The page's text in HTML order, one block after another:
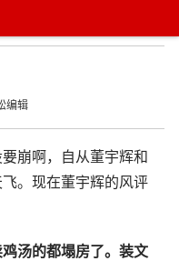
编辑
崩啊，自从董宇辉和
。现在董宇辉的风评
鸡汤的都塌房了。装文